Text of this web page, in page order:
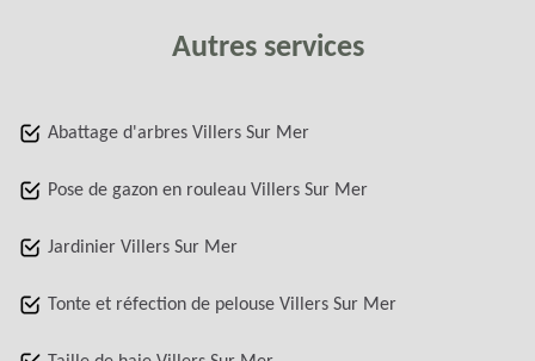
Autres services
Abattage d'arbres Villers Sur Mer
Pose de gazon en rouleau Villers Sur Mer
Jardinier Villers Sur Mer
Tonte et réfection de pelouse Villers Sur Mer